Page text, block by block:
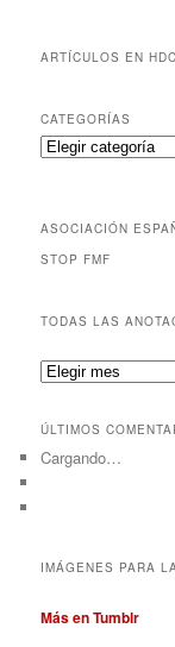
ARTÍCULOS EN HDC
CATEGORÍAS
Categorías
ASOCIACIÓN
STOP FMF
TODAS LAS
las
ÚLTIMOS
Cargando…
IMÁGENES PARA
Más en Tumblr